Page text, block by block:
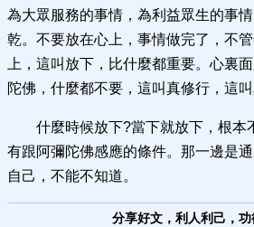
為大眾服務的事情，為利益眾生的事
乾。不要放在心上，事情做完了，不
上，這叫放下，比什麼都重要。心裏
陀佛，什麼都不要，這叫真修行，這叫
什麼時候放下?當下就放下，根本
有跟阿彌陀佛感應的條件。那一邊是
自己，不能不知道。
分享好文，利人利己，